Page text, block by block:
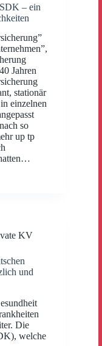
– ein
Jahren
stationär
einzelnen
so
up tp
KV
und
Die
welche